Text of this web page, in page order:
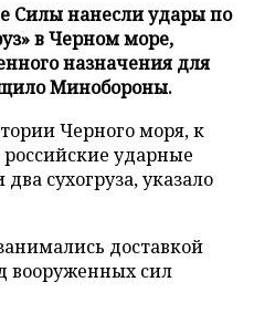
Силы нанесли удары по
в Черном море,
назначения для
Минобороны.
Черного моря, к
ударные
сухогруза, указало
доставкой
вооруженных сил